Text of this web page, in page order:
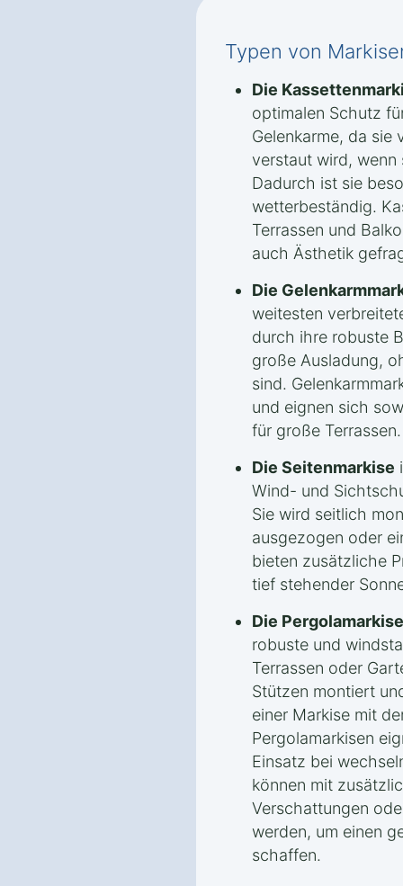
Typen von
Die
optimalen Schutz
Gelenkarme, da sie
verstaut wird, wenn
Dadurch ist sie
wetterbeständig.
Terrassen und
auch Ästhetik
Die
weitesten
durch ihre robuste
große Ausladung,
sind.
und eignen sich
für große Terrassen.
Die Seitenmarkise
Wind- und
Sie wird seitlich
ausgezogen oder
bieten zusätzliche
tief stehender
Die Pergolamarkise
robuste und
Terrassen oder
Stützen montiert
einer Markise mit
Pergolamarkisen
Einsatz bei
können mit
Verschattungen
werden, um einen
schaffen.